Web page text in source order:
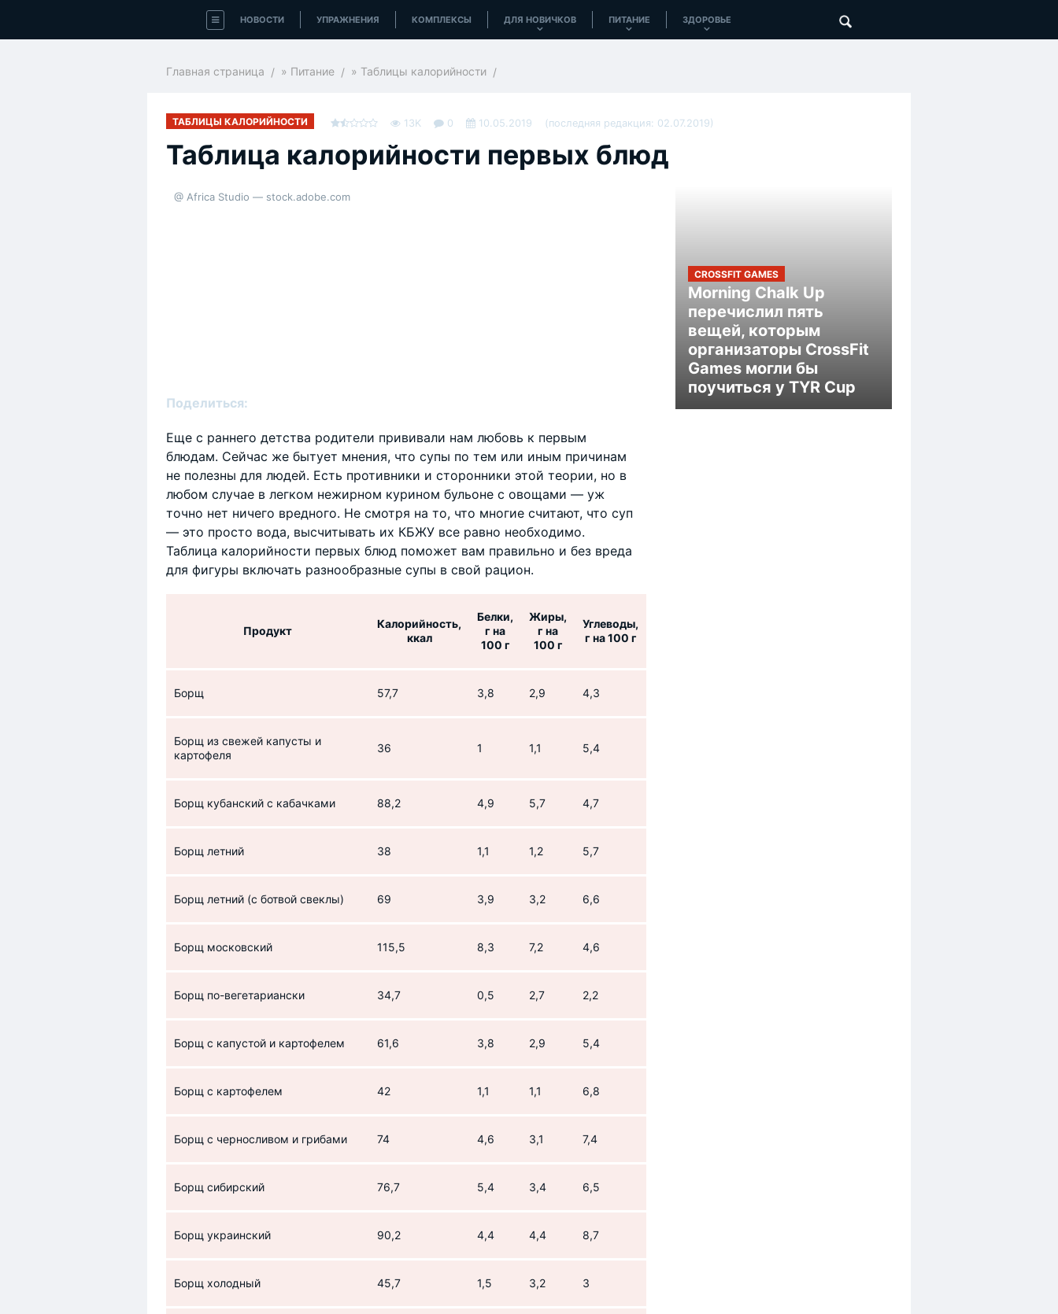
НОВОСТИ УПРАЖНЕНИЯ КОМПЛЕКСЫ ДЛЯ НОВИЧКОВ ПИТАНИЕ ЗДОРОВЬЕ
Главная страница » Питание » Таблицы калорийности
ТАБЛИЦЫ КАЛОРИЙНОСТИ 13K 0 10.05.2019 (последняя редакция: 02.07.2019)
Таблица калорийности первых блюд
@ Africa Studio — stock.adobe.com
Поделиться:
Еще с раннего детства родители прививали нам любовь к первым
блюдам. Сейчас же бытует мнения, что супы по тем или иным причинам
не полезны для людей. Есть противники и сторонники этой теории, но в
любом случае в легком нежирном курином бульоне с овощами — уж
точно нет ничего вредного. Не смотря на то, что многие считают, что суп
— это просто вода, высчитывать их КБЖУ все равно необходимо.
Таблица калорийности первых блюд поможет вам правильно и без вреда
для фигуры включать разнообразные супы в свой рацион.
Продукт
Калорийность,
ккал
Белки,
г на
100 г
Жиры,
г на
100 г
Углеводы,
г на 100 г
Борщ 57,7 3,8 2,9 4,3
Борщ из свежей капусты и
картофеля
36 1 1,1 5,4
Борщ кубанский с кабачками 88,2 4,9 5,7 4,7
Борщ летний 38 1,1 1,2 5,7
Борщ летний (с ботвой свеклы) 69 3,9 3,2 6,6
Борщ московский 115,5 8,3 7,2 4,6
Борщ по-вегетариански 34,7 0,5 2,7 2,2
Борщ с капустой и картофелем 61,6 3,8 2,9 5,4
Борщ с картофелем 42 1,1 1,1 6,8
Борщ с черносливом и грибами 74 4,6 3,1 7,4
Борщ сибирский 76,7 5,4 3,4 6,5
Борщ украинский 90,2 4,4 4,4 8,7
Борщ холодный 45,7 1,5 3,2 3
CROSSFIT GAMES
Morning Chalk Up
перечислил пять
вещей, которым
организаторы CrossFit
Games могли бы
поучиться у TYR Cup